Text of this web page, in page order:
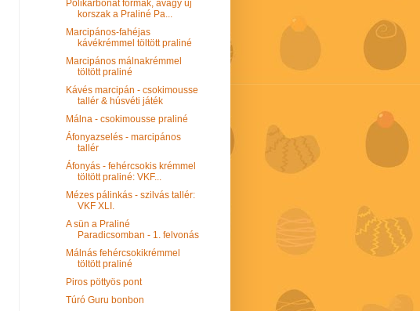
Polikarbonát formák, avagy új
korszak a Praliné Pa...
Marcipános-fahéjas
kávékrémmel töltött praliné
Marcipános málnakrémmel
töltött praliné
Kávés marcipán - csokimousse
tallér & húsvéti játék
Málna - csokimousse praliné
Áfonyazselés - marcipános
tallér
Áfonyás - fehércsokis krémmel
töltött praliné: VKF...
Mézes pálinkás - szilvás tallér:
VKF XLI.
A sün a Praliné
Paradicsomban - 1. felvonás
Málnás fehércsokikrémmel
töltött praliné
Piros pöttyös pont
Túró Guru bonbon